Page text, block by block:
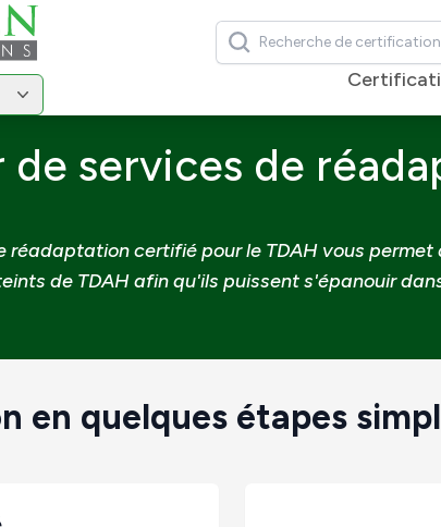
Changer de région
Rechercher
Fournisseur de services de réadaptation certifié pour
de services de
réadaptation certifié pour le TDAH vous
de TDAH afin qu'ils puissent s'épanouir
en quelques étapes